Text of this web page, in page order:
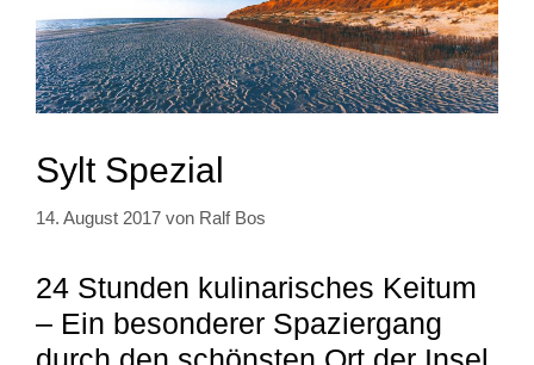
Sylt Spezial
14. August 2017 von Ralf Bos
24 Stunden kulinarisches Keitum
– Ein besonderer Spaziergang